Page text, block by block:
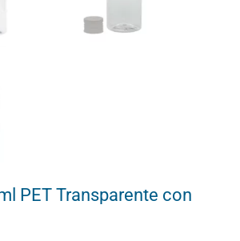
PET Transparente con